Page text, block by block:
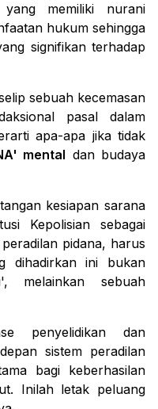
memiliki nurani
hukum sehingga
signifikan terhadap
sebuah kecemasan
pasal dalam
apa-apa jika tidak
mental dan budaya
kesiapan sarana
Kepolisian sebagai
pidana, harus
dihadirkan ini bukan
melainkan sebuah
penyelidikan dan
sistem peradilan
bagi keberhasilan
Inilah letak peluang